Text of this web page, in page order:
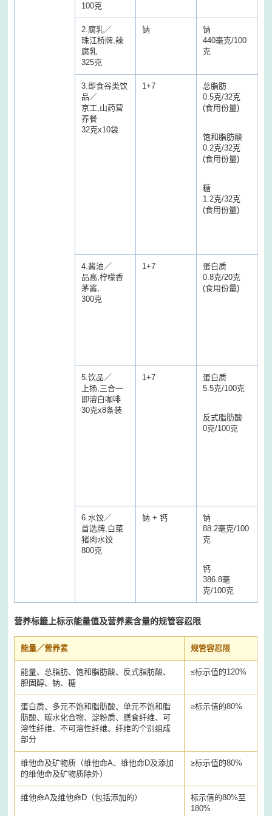
100克
2.腐乳／
珠江桥牌,辣
腐乳
325克
钠
钠
440毫克/100
克
3.即食谷类饮
品／
京工,山药营
养餐
32克x10袋
1+7
总脂肪
0.5克/32克
(食用份量)
饱和脂肪酸
0.2克/32克
(食用份量)
糖
1.2克/32克
(食用份量)
4.酱油／
品高,柠檬香
茅酱,
300克
1+7
蛋白质
0.8克/20克
(食用份量)
5.饮品／
上扬,三合一
即溶白咖啡
30克x8条装
1+7
蛋白质
5.5克/100克
反式脂肪酸
0克/100克
6.水饺／
首选牌,白菜
猪肉水饺
800克
钠 + 钙
钠
88.2毫克/100
克
钙
386.8毫
克/100克
营养标籤上标示能量值及营养素含量的规管容忍限
能量／营养素 规管容忍限
能量、总脂肪、饱和脂肪酸、反式脂肪酸、
胆固醇、钠、糖
≤标示值的120%
蛋白质、多元不饱和脂肪酸、单元不饱和脂
肪酸、碳水化合物、淀粉质、膳食纤维、可
溶性纤维、不可溶性纤维、纤维的个别组成
部分
≥标示值的80%
维他命及矿物质（维他命A、维他命D及添加
的维他命及矿物质除外）
≥标示值的80%
维他命A及维他命D（包括添加的）
标示值的80%至
180%